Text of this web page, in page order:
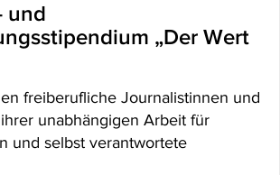
und
„Der Wert
freiberufliche Journalistinnen und
unabhängigen Arbeit für
und selbst verantwortete